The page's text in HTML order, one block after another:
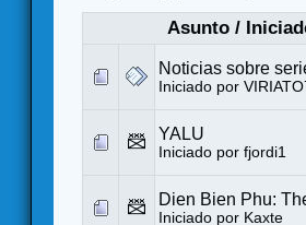
Asunto/
Noticias sobre
Iniciado por
YALU
Iniciado por fjordi1
Dien Bien Phu:
Iniciado por Kaxte